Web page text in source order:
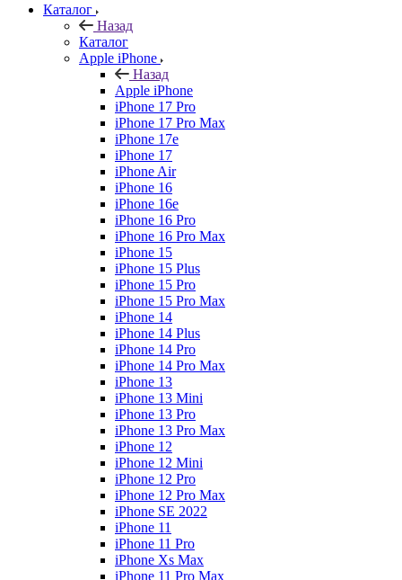
Каталог
Назад
Каталог
Apple iPhone
Назад
Apple iPhone
iPhone 17 Pro
iPhone 17 Pro Max
iPhone 17e
iPhone 17
iPhone Air
iPhone 16
iPhone 16e
iPhone 16 Pro
iPhone 16 Pro Max
iPhone 15
iPhone 15 Plus
iPhone 15 Pro
iPhone 15 Pro Max
iPhone 14
iPhone 14 Plus
iPhone 14 Pro
iPhone 14 Pro Max
iPhone 13
iPhone 13 Mini
iPhone 13 Pro
iPhone 13 Pro Max
iPhone 12
iPhone 12 Mini
iPhone 12 Pro
iPhone 12 Pro Max
iPhone SE 2022
iPhone 11
iPhone 11 Pro
iPhone Xs Max
iPhone 11 Pro Max